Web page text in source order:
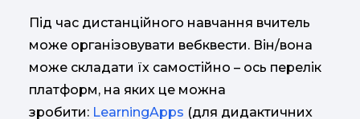
Під час дистанційного навчання вчитель
може організовувати вебквести. Він/вона
може складати їх самостійно – ось перелік
платформ, на яких це можна
зробити: LearningApps (для дидактичних